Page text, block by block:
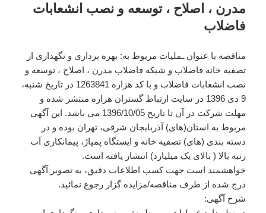
مدرن ، اصلاح ، توسعه و نصب انشعابات
فاضلاب
مناقصه با عنوان ـملیات مربوط به: بهره برداری و نگهداری از
تصفیه خانه فاضلاب و شبکه فاضلاب مدرن ، اصلاح ، توسعه و
نصب انشعابات فاضلاب و با کد هزاره 1263841 در تاریخ شنبه،
9 دی 1396 در سایت ارتباط گستران هزاره منتشر شده و
مهلت شرکت در آن تا تاریخ 1396/10/05 می باشد. این آگهی
مربوط به استان(های) آذربایجان شرقی، تهران بوده و در
دسته بندی (های) تصفیه خانه و ایستگاه پمپاژ، پیمانکاری آب
رتبه بالا ( بالای یک میلیارد) انتشار یافته است.
خواهشمند است جهت کسب اطلاعات دقیق، به تصویر آگهی
درج شده از طرف مناقصه/مزایده گزار رجوع نمائید.
شرح آگهی: